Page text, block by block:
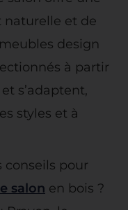
naturelle et de
design
à partir
s’adaptent,
styles et à
conseils pour
salon en bois ?